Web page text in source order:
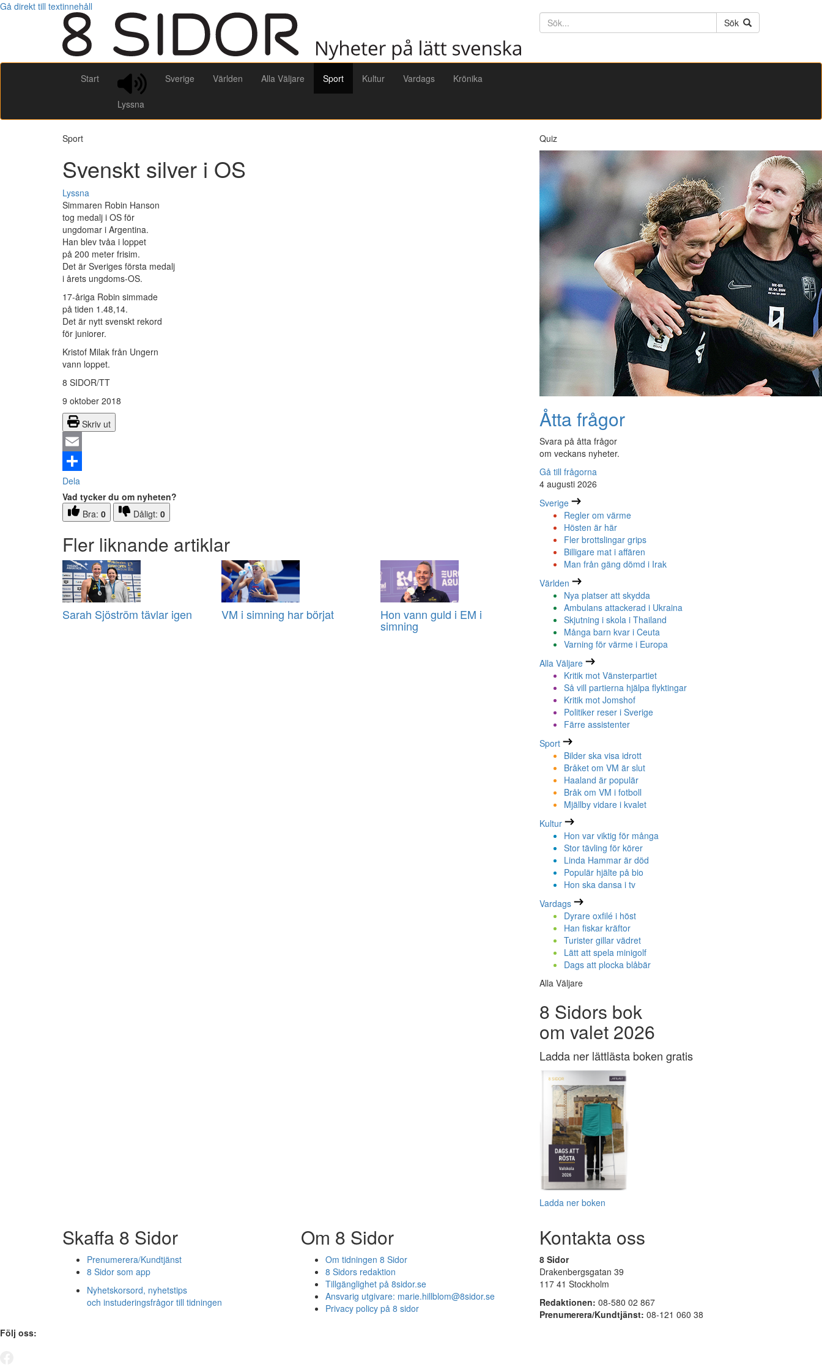
Gå direkt till textinnehåll
Söktext
Sök
Start
Lyssna
Sverige Världen Alla Väljare Sport Kultur Vardags Krönika
Sport
Svenskt silver i OS
Lyssna
Simmaren Robin Hanson
tog medalj i OS för
ungdomar i Argentina.
Han blev tvåa i loppet
på 200 meter frisim.
Det är Sveriges första medalj
i årets ungdoms-OS.
17-åriga Robin simmade
på tiden 1.48,14.
Det är nytt svenskt rekord
för juniorer.
Kristof Milak från Ungern
vann loppet.
8 SIDOR/TT
9 oktober 2018
Skriv ut
Email
Dela
Vad tycker du om nyheten?
Bra: 0 Dåligt: 0
Fler liknande artiklar
Sarah Sjöström tävlar igen VM i simning har börjat Hon vann guld i EM i
simning
Quiz
Åtta frågor
Svara på åtta frågor
om veckans nyheter.
Gå till frågorna
4 augusti 2026
Sverige
Regler om värme
Hösten är här
Fler brottslingar grips
Billigare mat i affären
Man från gäng dömd i Irak
Världen
Nya platser att skydda
Ambulans attackerad i Ukraina
Skjutning i skola i Thailand
Många barn kvar i Ceuta
Varning för värme i Europa
Alla Väljare
Kritik mot Vänsterpartiet
Så vill partierna hjälpa flyktingar
Kritik mot Jomshof
Politiker reser i Sverige
Färre assistenter
Sport
Bilder ska visa idrott
Bråket om VM är slut
Haaland är populär
Bråk om VM i fotboll
Mjällby vidare i kvalet
Kultur
Hon var viktig för många
Stor tävling för körer
Linda Hammar är död
Populär hjälte på bio
Hon ska dansa i tv
Vardags
Dyrare oxfilé i höst
Han fiskar kräftor
Turister gillar vädret
Lätt att spela minigolf
Dags att plocka blåbär
Alla Väljare
8 Sidors bok
om valet 2026
Ladda ner lättlästa boken gratis
Ladda ner boken
Skaffa 8 Sidor
Prenumerera/Kundtjänst
8 Sidor som app
Nyhetskorsord, nyhetstips
och instuderingsfrågor till tidningen
Om 8 Sidor
Om tidningen 8 Sidor
8 Sidors redaktion
Tillgänglighet på 8sidor.se
Ansvarig utgivare: marie.hillblom@8sidor.se
Privacy policy på 8 sidor
Kontakta oss
8 Sidor
Drakenbergsgatan 39
117 41 Stockholm
Redaktionen: 08-580 02 867
Prenumerera/Kundtjänst: 08-121 060 38
Följ oss: